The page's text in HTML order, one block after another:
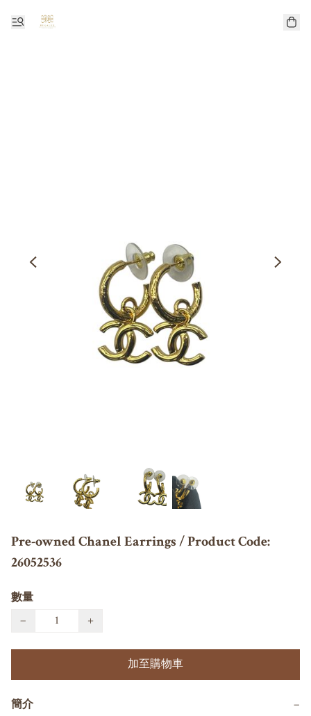
Pre-owned Chanel Earrings / Product Code:
26052536
數量
−
+
加至購物車
簡介 −